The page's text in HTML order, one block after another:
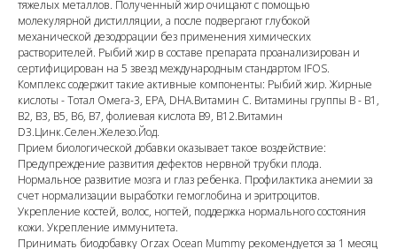
тяжелых металлов. Полученный жир очищают с помощью
молекулярной дистилляции, а после подвергают глубокой
механической дезодорации без применения химических
растворителей. Рыбий жир в составе препарата проанализирован и
сертифицирован на 5 звезд международным стандартом IFOS.
Комплекс содержит такие активные компоненты: Рыбий жир. Жирные
кислоты - Тотал Омега-3, EPA, DHA.Витамин С. Витамины группы В - В1,
В2, В3, В5, В6, В7, фолиевая кислота В9, В12.Витамин
D3.Цинк.Селен.Железо.Йод.
Прием биологической добавки оказывает такое воздействие:
Предупреждение развития дефектов нервной трубки плода.
Нормальное развитие мозга и глаз ребенка. Профилактика анемии за
счет нормализации выработки гемоглобина и эритроцитов.
Укрепление костей, волос, ногтей, поддержка нормального состояния
кожи. Укрепление иммунитета.
Принимать биодобавку Orzax Ocean Mummy рекомендуется за 1 месяц